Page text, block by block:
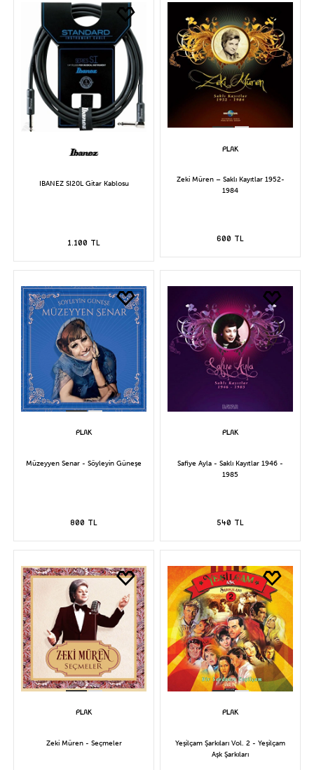
IBANEZ SI20L Gitar Kablosu
1.100 TL
Zeki Müren – Saklı Kayıtlar 1952-
1984
600 TL
Müzeyyen Senar - Söyleyin Güneşe
800 TL
Safiye Ayla - Saklı Kayıtlar 1946 -
1985
540 TL
Zeki Müren - Seçmeler
Yeşilçam Şarkıları Vol. 2 - Yeşilçam
Aşk Şarkıları